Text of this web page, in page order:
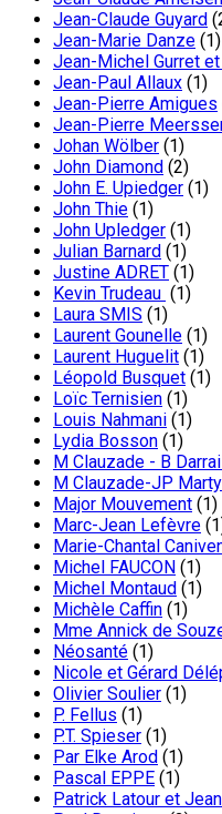
Jean-Claude Guyard
Jean-Marie Danze (1)
Jean-Michel Gurret
Jean-Paul Allaux (1)
Jean-Pierre Amigues
Jean-Pierre
Johan Wölber (1)
John Diamond (2)
John E. Upiedger (1)
John Thie (1)
John Upledger (1)
Julian Barnard (1)
Justine ADRET (1)
Kevin Trudeau (1)
Laura SMIS (1)
Laurent Gounelle (1)
Laurent Huguelit (1)
Léopold Busquet (1)
Loïc Ternisien (1)
Louis Nahmani (1)
Lydia Bosson (1)
M Clauzade - B
M Clauzade-JP Marty
Major Mouvement (1)
Marc-Jean Lefèvre
Marie-Chantal
Michel FAUCON (1)
Michel Montaud (1)
Michèle Caffin (1)
Mme Annick de
Néosanté (1)
Nicole et Gérard
Olivier Soulier (1)
P. Fellus (1)
P.T. Spieser (1)
Par Elke Arod (1)
Pascal EPPE (1)
Patrick Latour et